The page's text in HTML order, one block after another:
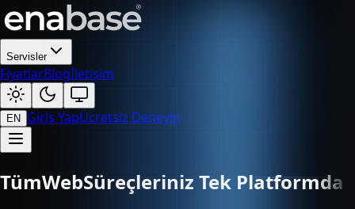
Servisler
FiyatlarBlogİletişim
EN Giriş YapÜcretsiz Deneyin
Tüm Süreçleriniz Tek Platformda